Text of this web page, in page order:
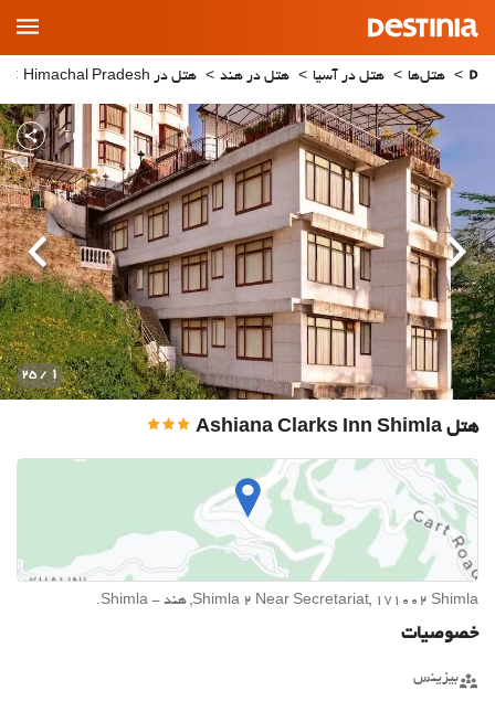
Main
Menu
هتل‌ها هتل در آسیا هتل در هند هتل در Himachal Pradesh
هتل Ashiana Clarks Inn Shimla
1
/ 25
قبلی بعدی
Shimla 2 Near Secretariat, 171002 Shimla, هند - Shimla.
خصوصیات
بیزینس